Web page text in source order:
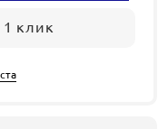
1 клик